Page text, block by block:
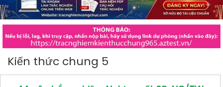
Kiến thức chung 5